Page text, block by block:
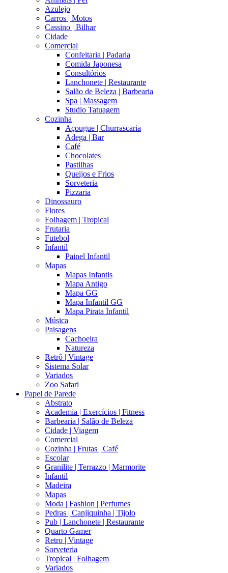
Azulejo
Carros | Motos
Cassino | Bilhar
Cidade
Comercial
Confeitaria | Padaria
Comida Japonesa
Consultórios
Lanchonete | Restaurante
Salão de Beleza | Barbearia
Spa | Massagem
Studio Tatuagem
Cozinha
Açougue | Churrascaria
Adega | Bar
Café
Chocolates
Pastilhas
Queijos e Frios
Sorveteria
Pizzaria
Dinossauro
Flores
Folhagem | Tropical
Frutaria
Futebol
Infantil
Painel Infantil
Mapas
Mapas Infantis
Mapa Antigo
Mapa GG
Mapa Infantil GG
Mapa Pirata Infantil
Música
Paisagens
Cachoeira
Natureza
Retrô | Vintage
Sistema Solar
Variados
Zoo Safari
Papel de Parede
Abstrato
Academia | Exercícios | Fitness
Barbearia | Salão de Beleza
Cidade | Viagem
Comercial
Cozinha | Frutas | Café
Escolar
Granilite | Terrazzo | Marmorite
Infantil
Madeira
Mapas
Moda | Fashion | Perfumes
Pedras | Canjiquinha | Tijolo
Pub | Lanchonete | Restaurante
Quarto Gamer
Retro | Vintage
Sorveteria
Tropical | Folhagem
Variados